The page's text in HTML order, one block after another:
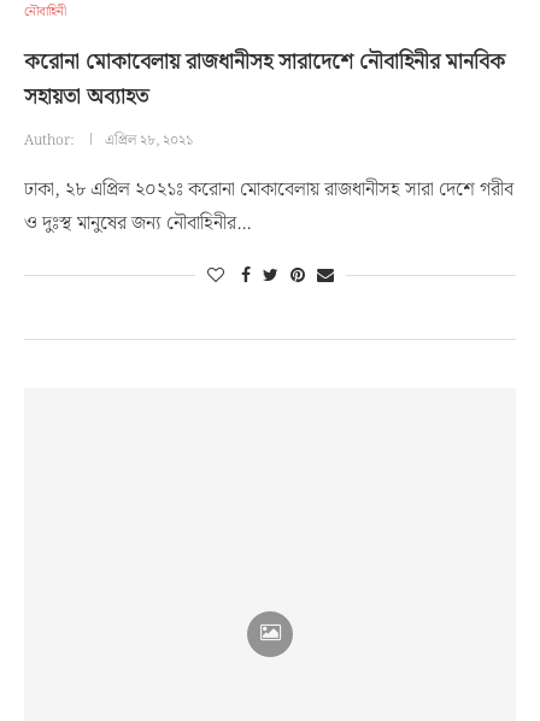
নৌবাহিনী
করোনা মোকাবেলায় রাজধানীসহ সারাদেশে নৌবাহিনীর মানবিক
সহায়তা অব্যাহত
Author: এপ্রিল ২৮, ২০২১
ঢাকা, ২৮ এপ্রিল ২০২১ঃ করোনা মোকাবেলায় রাজধানীসহ সারা দেশে গরীব
ও দুঃস্থ মানুষের জন্য নৌবাহিনীর…